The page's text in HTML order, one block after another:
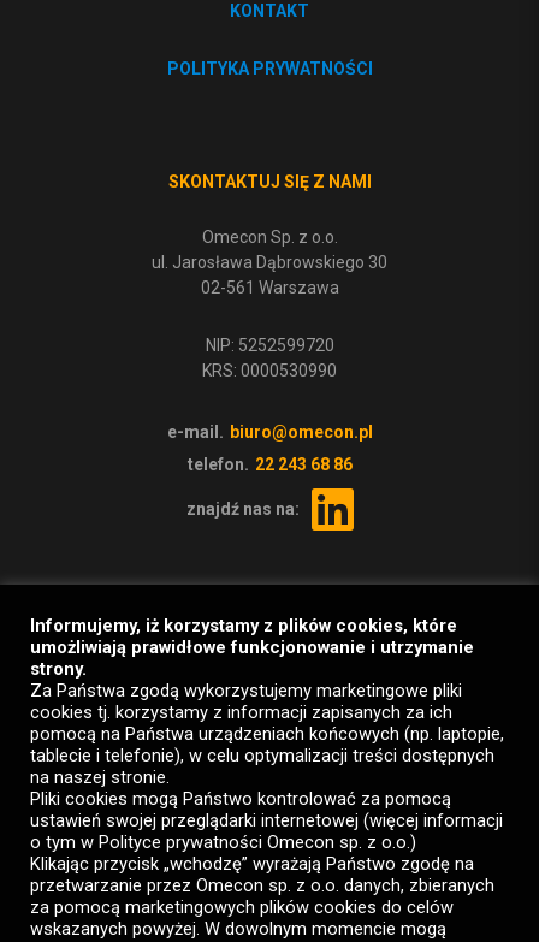
KONTAKT
POLITYKA PRYWATNOŚCI
SKONTAKTUJ SIĘ Z NAMI
Omecon Sp. z o.o.
ul. Jarosława Dąbrowskiego 30
02-561 Warszawa
NIP: 5252599720
KRS: 0000530990
e-mail. biuro@omecon.pl
telefon. 22 243 68 86
znajdź nas na:
Informujemy, iż korzystamy z plików cookies, które
umożliwiają prawidłowe funkcjonowanie i utrzymanie
strony.
Za Państwa zgodą wykorzystujemy marketingowe pliki
cookies tj. korzystamy z informacji zapisanych za ich
pomocą na Państwa urządzeniach końcowych (np. laptopie,
tablecie i telefonie), w celu optymalizacji treści dostępnych
na naszej stronie.
Pliki cookies mogą Państwo kontrolować za pomocą
ustawień swojej przeglądarki internetowej (więcej informacji
o tym w Polityce prywatności Omecon sp. z o.o.)
Klikając przycisk „wchodzę” wyrażają Państwo zgodę na
przetwarzanie przez Omecon sp. z o.o. danych, zbieranych
za pomocą marketingowych plików cookies do celów
wskazanych powyżej. W dowolnym momencie mogą